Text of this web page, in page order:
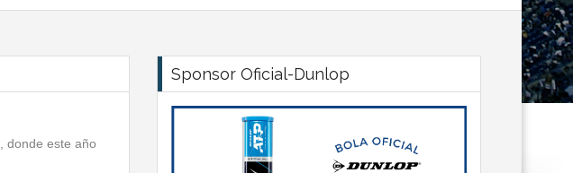
, donde este año
Sponsor Oficial-Dunlop